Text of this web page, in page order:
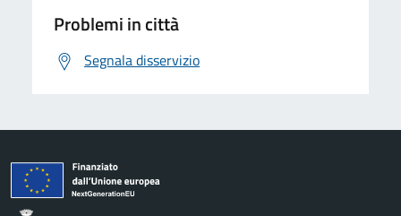
Problemi in città
Segnala disservizio